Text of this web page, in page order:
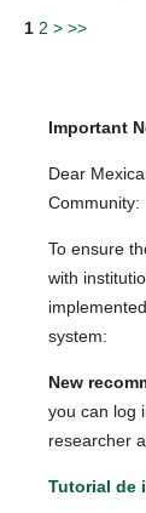
1 2 > >>
Important
Dear
Community:
To ensure
with
system:
New
you can log
researcher
Tutorial de